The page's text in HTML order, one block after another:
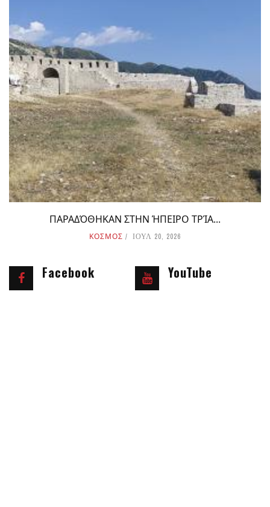
ΠΑΡΑΔΌΘΗΚΑΝ ΣΤΗΝ ΉΠΕΙΡΟ ΤΡΊΑ...
ΚΟΣΜΟΣ ΙΟΥΛ 20, 2026
Facebook YouTube